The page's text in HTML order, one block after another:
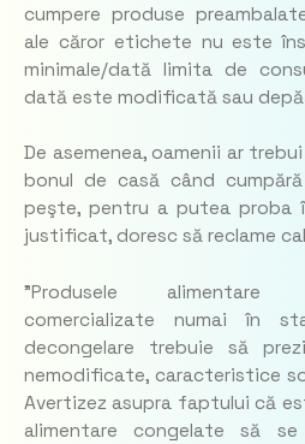
cumpere produse
ale căror etichete nu este
minimale/dată limita de
dată este modificată sau
De asemenea, oamenii ar
bonul de casă când
peşte, pentru a putea proba
justificat, doresc să reclame
”Produsele
comercializate numai în
decongelare trebuie să
nemodificate, caracteristice
Avertizez asupra faptului că
alimentare congelate să se